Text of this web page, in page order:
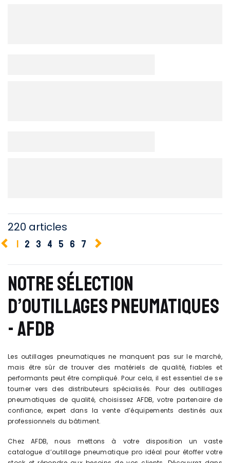
220 articles
1 2 3 4 5 6 7
NOTRE SÉLECTION
D’OUTILLAGES PNEUMATIQUES
- AFDB
Les outillages pneumatiques ne manquent pas sur le marché,
mais être sûr de trouver des matériels de qualité, fiables et
performants peut être compliqué. Pour cela, il est essentiel de se
tourner vers des distributeurs spécialisés. Pour des outillages
pneumatiques de qualité, choisissez AFDB, votre partenaire de
confiance, expert dans la vente d’équipements destinés aux
professionnels du bâtiment.
Chez AFDB, nous mettons à votre disposition un vaste
catalogue d’outillage pneumatique pro idéal pour étoffer votre